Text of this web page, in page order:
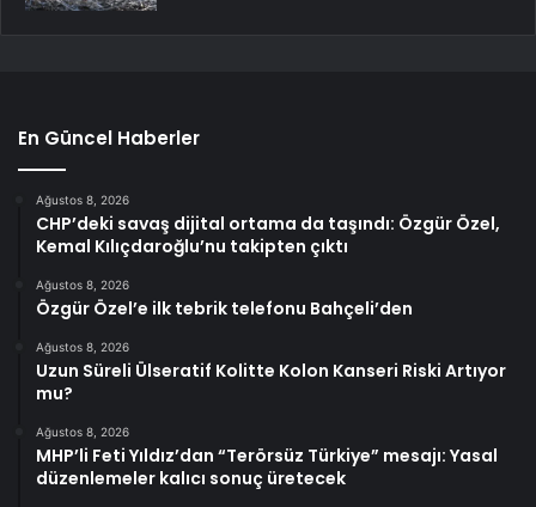
En Güncel Haberler
Ağustos 8, 2026
CHP’deki savaş dijital ortama da taşındı: Özgür Özel,
Kemal Kılıçdaroğlu’nu takipten çıktı
Ağustos 8, 2026
Özgür Özel’e ilk tebrik telefonu Bahçeli’den
Ağustos 8, 2026
Uzun Süreli Ülseratif Kolitte Kolon Kanseri Riski Artıyor
mu?
Ağustos 8, 2026
MHP’li Feti Yıldız’dan “Terörsüz Türkiye” mesajı: Yasal
düzenlemeler kalıcı sonuç üretecek